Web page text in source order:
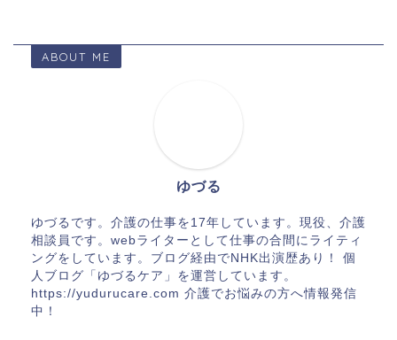
ABOUT ME
ゆづる
ゆづるです。介護の仕事を17年しています。現役、介護
相談員です。webライターとして仕事の合間にライティ
ングをしています。ブログ経由でNHK出演歴あり！ 個
人ブログ「ゆづるケア」を運営しています。
https://yudurucare.com 介護でお悩みの方へ情報発信
中！